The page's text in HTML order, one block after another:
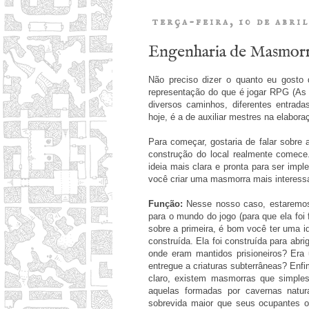
terça-feira, 10 de abril
Engenharia de
Não preciso dizer o quanto eu
representação do que é jogar RPG
diversos caminhos, diferentes
hoje, é a de auxiliar mestres na
Para começar, gostaria de falar
construção do local realmente
ideia mais clara e pronta para ser
você criar uma masmorra mais
Função: Nesse nosso caso,
para o mundo do jogo (para que ela
sobre a primeira, é bom você ter uma
construída. Ela foi construída para
onde eram mantidos prisioneiros?
entregue a criaturas subterrâneas?
claro, existem masmorras que
aquelas formadas por cavernas
sobrevida maior que seus ocupantes